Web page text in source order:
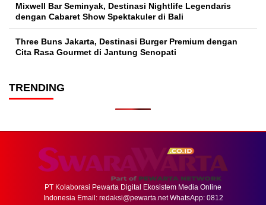
Mixwell Bar Seminyak, Destinasi Nightlife Legendaris
dengan Cabaret Show Spektakuler di Bali
Three Buns Jakarta, Destinasi Burger Premium dengan
Cita Rasa Gourmet di Jantung Senopati
TRENDING
PT Kolaborasi Pewarta Digital Ekosistem Media Online
Indonesia Email: redaksi@pewarta.netWhatsApp: 0812